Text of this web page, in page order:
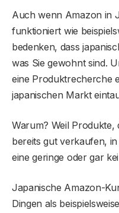
Auch wenn Amazon in
funktioniert wie
bedenken, dass
was Sie gewohnt sind.
eine Produktrecherche
japanischen Markt
Warum? Weil
bereits gut verkaufen,
eine geringe oder gar
Japanische Amazon-
Dingen als